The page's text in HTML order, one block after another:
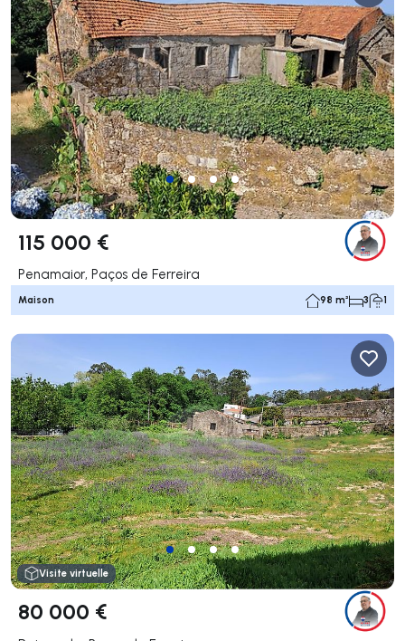
115 000 €
Penamaior, Paços de Ferreira
Maison 98 m² 3 1
Visite virtuelle
80 000 €